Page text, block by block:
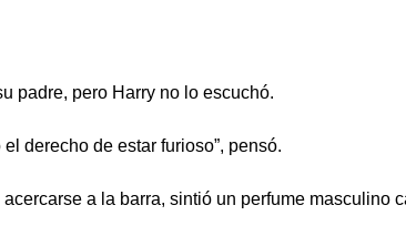
pero Harry no lo escuchó.
derecho de estar furioso”, pensó.
a la barra, sintió un perfume masculino